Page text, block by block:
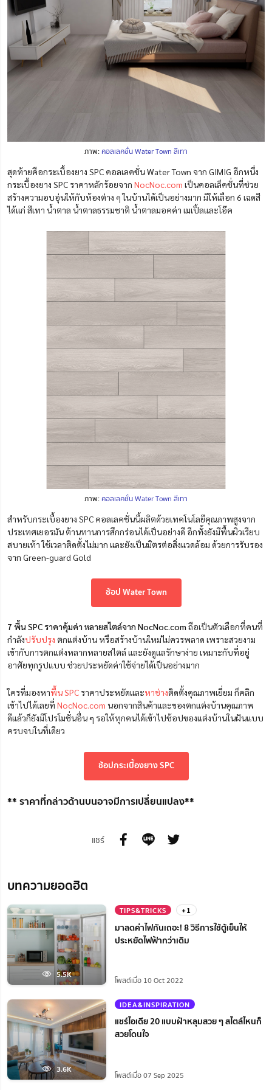
ภาพ: คอลเลคชั่น Water Town สีเทา
สุดท้ายคือกระเบื้องยาง SPC คอลเลคชั่น Water Town จาก GIMIG อีกหนึ่ง
กระเบื้องยาง SPC ราคาหลักร้อยจาก NocNoc.com เป็นคอลเล็คชั่นที่ช่วย
สร้างความอบอุ่นให้กับห้องต่าง ๆ ในบ้านได้เป็นอย่างมาก มีให้เลือก 6 เฉดสี
ได้แก่ สีเทา น้ำตาล น้ำตาลธรรมชาติ น้ำตาลมอคค่า เมเปิ้ลและโอ๊ค
ภาพ: คอลเลคชั่น Water Town สีเทา
สำหรับกระเบื้องยาง SPC คอลเลคชั่นนี้ผลิตด้วยเทคโนโลยีคุณภาพสูงจาก
ประเทศเยอรมัน ต้านทานการสึกกร่อนได้เป็นอย่างดี อีกทั้งยังมีพื้นผิวเรียบ
สบายเท้า ใช้เวลาติดตั้งไม่มาก และยังเป็นมิตรต่อสิ่งแวดล้อม ด้วยการรับรอง
จาก Green-guard Gold
ช้อป Water Town
7 พื้น SPC ราคาคุ้มค่า หลายสไตล์จาก NocNoc.com ถือเป็นตัวเลือกที่คนที่
กำลังปรับปรุง ตกแต่งบ้าน หรือสร้างบ้านใหม่ไม่ควรพลาด เพราะสวยงาม
เข้ากับการตกแต่งหลากหลายสไตล์ และยังดูแลรักษาง่าย เหมาะกับที่อยู่
อาศัยทุกรูปแบบ ช่วยประหยัดค่าใช้จ่ายได้เป็นอย่างมาก
ใครที่มองหาพื้น SPC ราคาประหยัดและหาช่างติดตั้งคุณภาพเยี่ยม ก็คลิก
เข้าไปได้เลยที่ NocNoc.com นอกจากสินค้าและของตกแต่งบ้านคุณภาพ
ดีแล้วก็ยังมีโปรโมชั่นอื่น ๆ รอให้ทุกคนได้เข้าไปช้อปของแต่งบ้านในฝันแบบ
ครบจบในที่เดียว
ช้อปกระเบื้องยาง SPC
** ราคาที่กล่าวด้านบนอาจมีการเปลี่ยนแปลง**
แชร์
บทความยอดฮิต
5.5K
TIPS&TRICKS +1
มาลดค่าไฟกันเถอะ! 8 วิธีการใช้ตู้เย็นให้
ประหยัดไฟฟ้ากว่าเดิม
โพสต์เมื่อ 10 Oct 2022
3.6K
IDEA&INSPIRATION
แชร์ไอเดีย 20 แบบฝ้าหลุมสวย ๆ สไตล์ไหนก็
สวยโดนใจ
โพสต์เมื่อ 07 Sep 2025